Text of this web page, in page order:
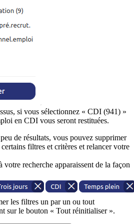
si vous sélectionnez « CDI (941) »
en CDI vous seront restituées.
de résultats, vous pouvez supprimer
filtres et critères et relancer votre
votre recherche apparaissent de la façon
les filtres un par un ou tout
sur le bouton « Tout réinitialiser ».